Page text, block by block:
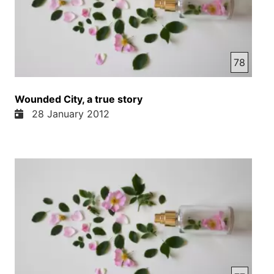
را که با خود داشت و آن را برای آن گرفته بود تا رنج این
سفر طولانی هوایی را در خواب بگذراند نیز فراموش
کرده بود گاه با آینک می‌خواند و گاه بدون آینک وقت
چشم هایش با آینک خسته می‌شود بی آینک می‌خواند و
وقت بی آینک خسته می‌شود با آینک می‌خواند کتاب
سنگین و زخیم بود وقت با دستانش آن را در برابر
چشمانش می‌گرفت دستانش خسته می‌شد وقت روی
زانوانش می‌نهاد چشمانش خوب نمی دید به همین ترتیب
گاه کتاب را به نزدیک چشمانش می‌آورد و گاه چشمانش
استفاده نماید تخته گذاخوری را در برابرش باز کرد و
کتاب را روی آن گذاشت راحت تر شد و به مطالعه
مصروف گردید وقت غذا آوردند او از صرف غذا منصرف
شد و به مطالعه ادامه داد در جرایان مطالعه در می‌آفد
که در برخی از صفحه‌ها در صفحه بندی کتاب اشتباهات
رخ داده است ولی این موضوع نمی توانست مطالعه و او
را مختل یا معتل نماید در این حالت نویسنده کتاب را
78
Wounded City, a true story
28 January 2012